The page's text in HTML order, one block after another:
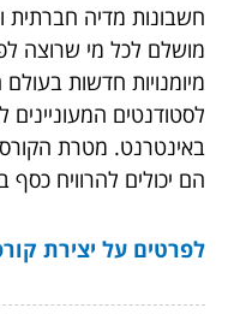
חשבונות מדיה חברתית
מושלם לכל מי שרוצה
מיומנויות חדשות בעולם
לסטודנטים המעוניינים
באינטרנט. מטרת
הם יכולים להרוויח כסף
לפרטים על יצירת